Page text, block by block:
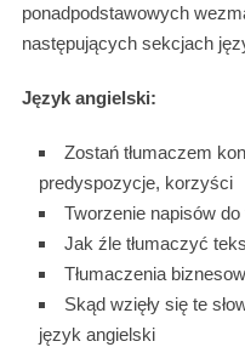
ponadpodstawowych
następujących sekcjach
Język angielski:
Zostań tłumaczem
predyspozycje, korzyści
Tworzenie napisów do
Jak źle tłumaczyć
Tłumaczenia
Skąd wzięły się te
język angielski